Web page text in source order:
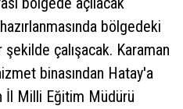
bölgedeki
çalışacak. Karaman
binasından Hatay'a
İl Milli Eğitim Müdürü